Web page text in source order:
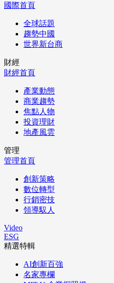
國際首頁
全球話題
趨勢中國
世界新台商
財經
財經首頁
產業動態
商業趨勢
焦點人物
投資理財
地產風雲
管理
管理首頁
創新策略
數位轉型
行銷密技
領導馭人
Video
ESG
精選特輯
AI創新百強
名家專欄